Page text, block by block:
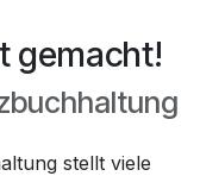
gemacht!
stellt viele